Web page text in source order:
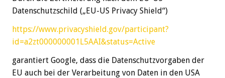
Datenschutzschild („EU-US Privacy Shield“)
https://www.privacyshield.gov/participant?
id=a2zt000000001L5AAI&status=Active
garantiert Google, dass die Datenschutzvorgaben der
EU auch bei der Verarbeitung von Daten in den USA